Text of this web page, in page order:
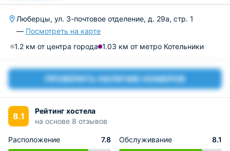
Люберцы, ул. 3-почтовое отделение, д. 29а, стр. 1
— Посмотреть на карте
1.2 км от центра города 1.03 км от метро Котельники
ПРОВЕРИТЬ НАЛИЧИЕ НОМЕРОВ
8.1
Рейтинг хостела
на основе 8 отзывов
Расположение 7.8 Обслуживание 8.1